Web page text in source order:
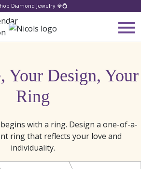
Diamond Jewelry 💎💍
Your Design, Your
Ring
with a ring. Design a one-of-a-
ring that reflects your love and
individuality.